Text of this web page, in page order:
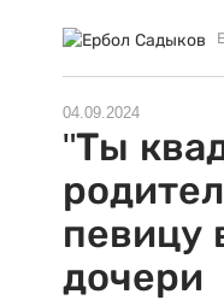
04.09.2024
"Ты
певицу
дочери